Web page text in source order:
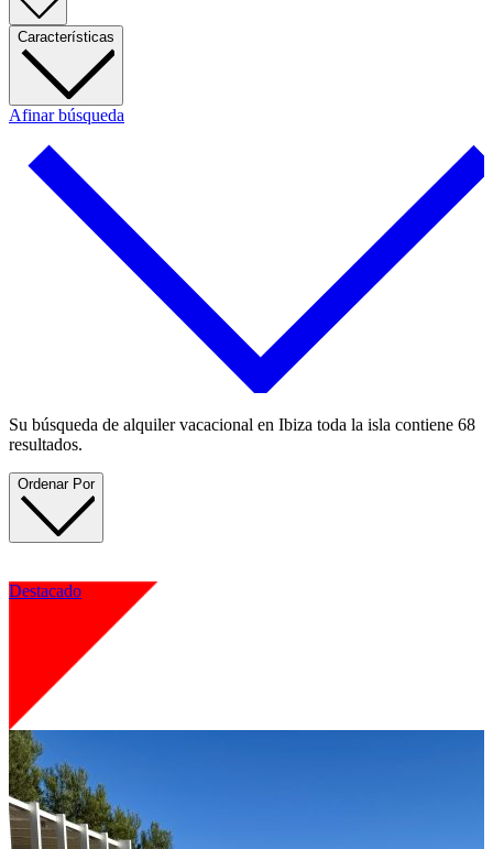
Características
Afinar búsqueda
Su búsqueda de alquiler vacacional en Ibiza toda la isla contiene 68
resultados.
Ordenar Por
Destacado